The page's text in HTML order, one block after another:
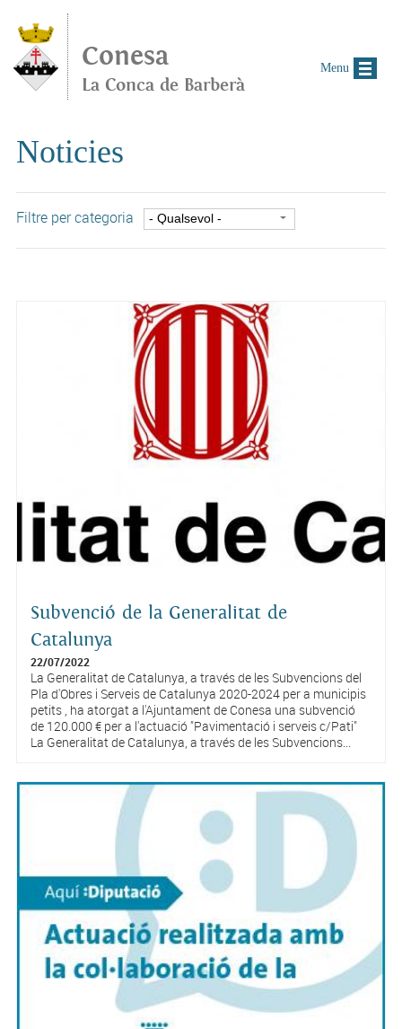
Conesa
La Conca de Barberà
Noticies
Filtre per categoria
Subvenció de la Generalitat de
Catalunya
22/07/2022
La Generalitat de Catalunya, a través de les Subvencions del
Pla d'Obres i Serveis de Catalunya 2020-2024 per a municipis
petits , ha atorgat a l'Ajuntament de Conesa una subvenció
de 120.000 € per a l'actuació "Pavimentació i serveis c/Pati"
La Generalitat de Catalunya, a través de les Subvencions...
Menu